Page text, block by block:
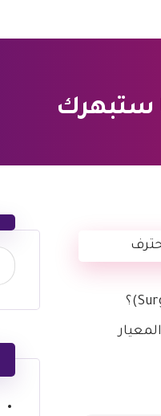
(Surgical Consultation Prices)؟
المعيار